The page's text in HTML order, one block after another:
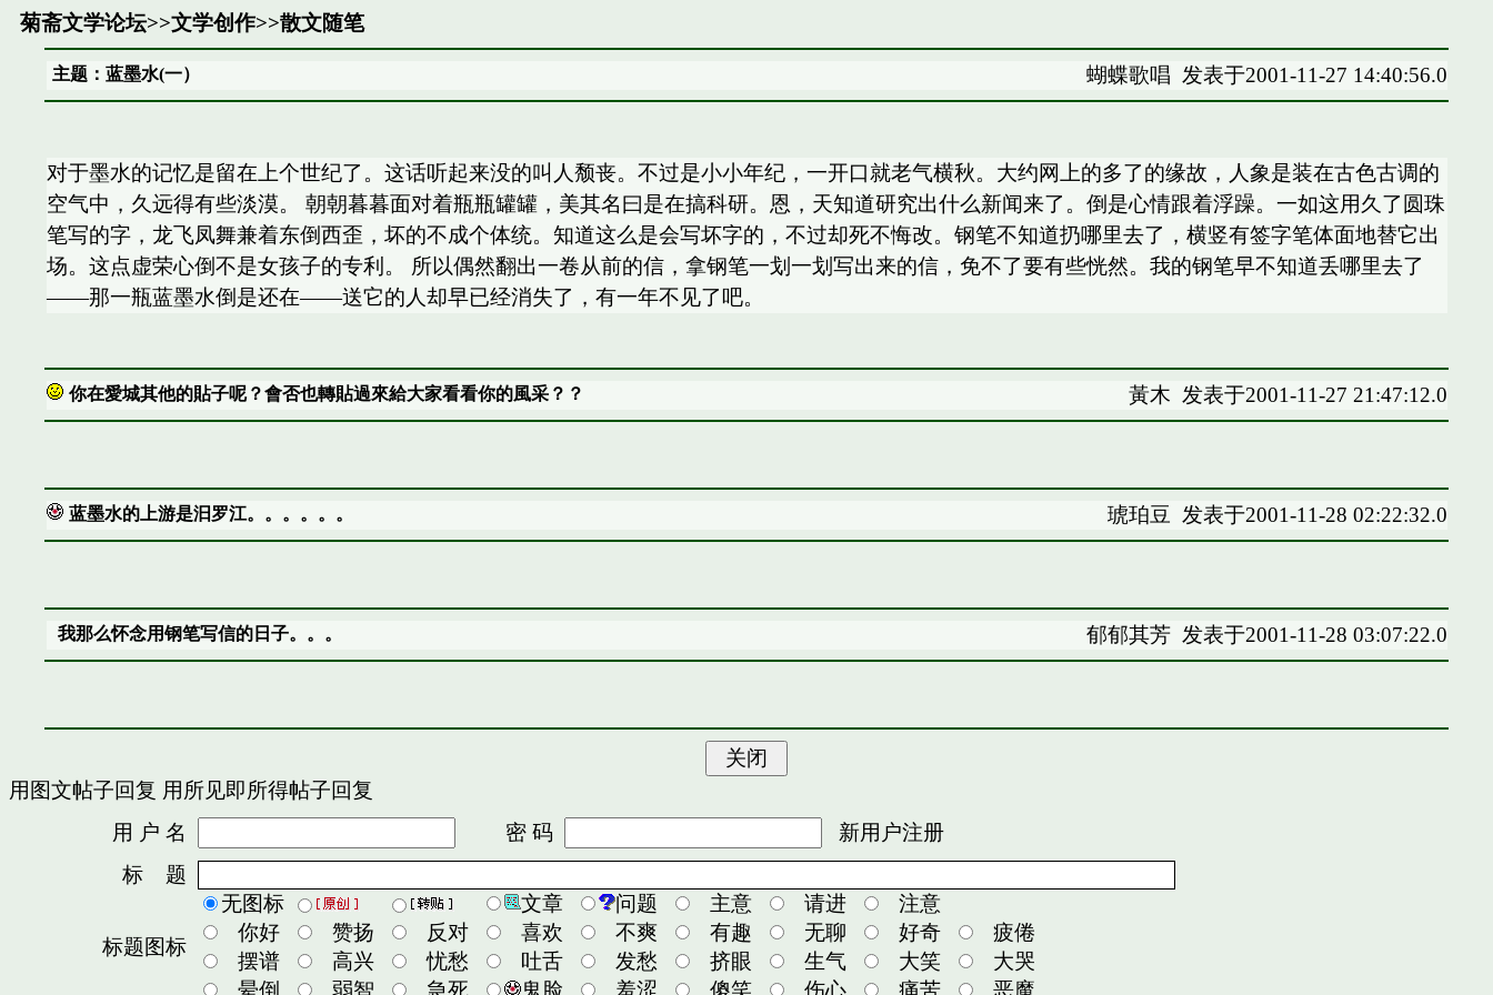
菊斋文学论坛>>文学创作>>散文随笔
主题：蓝墨水(一） 蝴蝶歌唱 发表于2001-11-27 14:40:56.0
对于墨水的记忆是留在上个世纪了。这话听起来没的叫人颓丧。不过是小小年纪，一开口就老气横秋。大约网上的多了的缘故，人象是装在古色古调的
空气中，久远得有些淡漠。 朝朝暮暮面对着瓶瓶罐罐，美其名曰是在搞科研。恩，天知道研究出什么新闻来了。倒是心情跟着浮躁。一如这用久了圆珠
笔写的字，龙飞凤舞兼着东倒西歪，坏的不成个体统。知道这么是会写坏字的，不过却死不悔改。钢笔不知道扔哪里去了，横竖有签字笔体面地替它出
场。这点虚荣心倒不是女孩子的专利。 所以偶然翻出一卷从前的信，拿钢笔一划一划写出来的信，免不了要有些恍然。我的钢笔早不知道丢哪里去了
——那一瓶蓝墨水倒是还在——送它的人却早已经消失了，有一年不见了吧。
你在愛城其他的貼子呢？會否也轉貼過來給大家看看你的風采？？ 黃木 发表于2001-11-27 21:47:12.0
蓝墨水的上游是汩罗江。。。。。。 琥珀豆 发表于2001-11-28 02:22:32.0
我那么怀念用钢笔写信的日子。。。 郁郁其芳发表于2001-11-28 03:07:22.0
用图文帖子回复 用所见即所得帖子回复
用 户 名
密 码
新用户注册
标 题
标题图标
无图标 文章 问题 主意 请进
注意
你好
赞扬 反对 喜欢 不爽 有趣 无聊 好奇
疲倦
摆谱
高兴 忧愁 吐舌 发愁 挤眼 生气 大笑
大哭
晕倒
弱智 急死 鬼脸 羞涩 傻笑 伤心 痛苦 恶魔